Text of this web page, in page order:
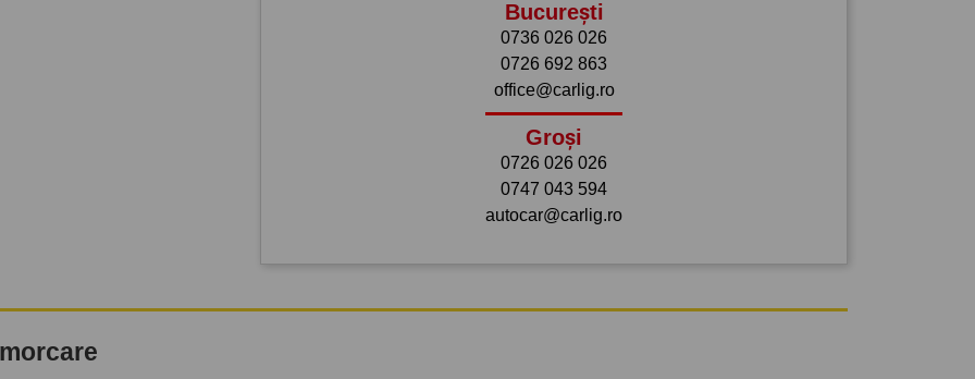
București
0736 026 026
0726 692 863
office@carlig.ro
Groși
0726 026 026
0747 043 594
autocar@carlig.ro